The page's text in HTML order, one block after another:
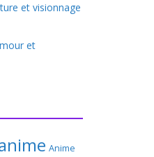
et visionnage
et
Anime